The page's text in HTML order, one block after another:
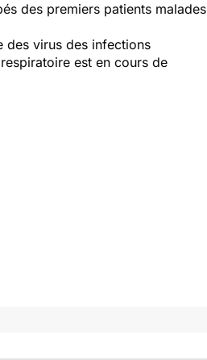
des premiers patients malades
des virus des infections
est en cours de